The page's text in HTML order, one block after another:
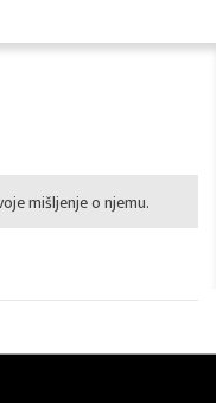
mišljenje o njemu.